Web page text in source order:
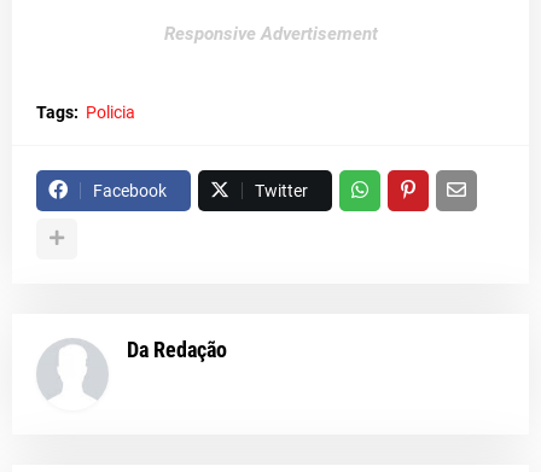
Responsive Advertisement
Tags: Policia
Facebook Twitter
Da Redação